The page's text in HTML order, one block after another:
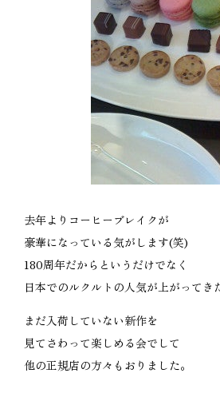
去年よりコーヒーブレイクが
豪華になっている気がします(笑)
180周年だからというだけでなく
日本でのルクルトの人気が上がってき
まだ入荷していない新作を
見てさわって楽しめる会でして
他の正規店の方々もおりました。